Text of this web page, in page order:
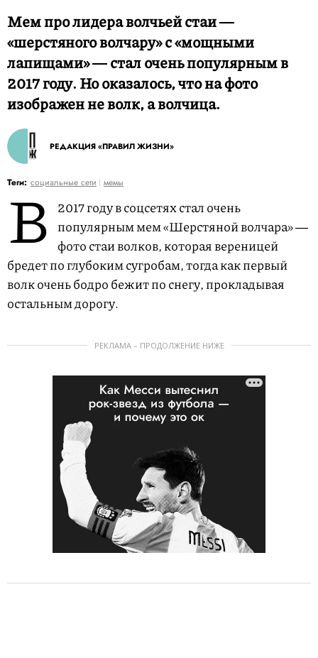
Мем про лидера волчьей стаи ―
«шерстяного волчару» с «мощными
лапищами» ― стал очень популярным в
2017 году. Но оказалось, что на фото
изображен не волк, а волчица.
РЕДАКЦИЯ «ПРАВИЛ ЖИЗНИ»
Теги: социальные сети мемы
В
2017 году в соцсетях стал очень
популярным мем «Шерстяной волчара» ―
фото стаи волков, которая вереницей
бредет по глубоким сугробам, тогда как первый
волк очень бодро бежит по снегу, прокладывая
остальным дорогу.
РЕКЛАМА – ПРОДОЛЖЕНИЕ НИЖЕ